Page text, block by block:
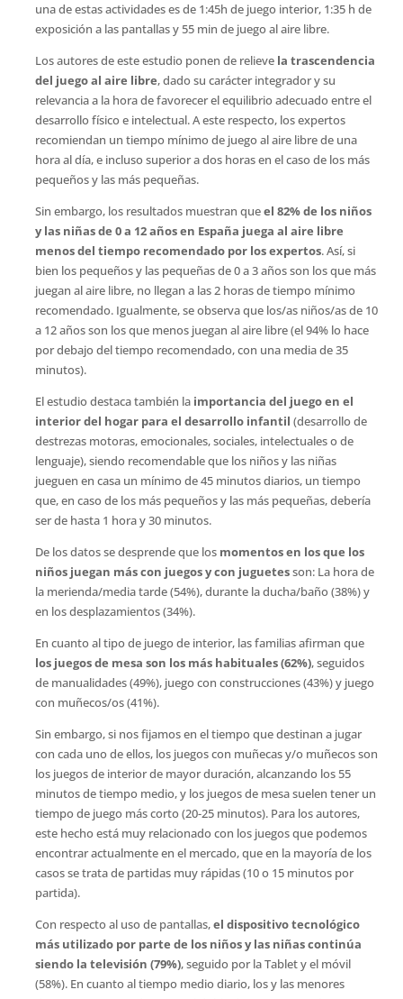
una de estas actividades es de 1:45h de juego interior, 1:35 h de
exposición a las pantallas y 55 min de juego al aire libre.
Los autores de este estudio ponen de relieve la trascendencia
del juego al aire libre, dado su carácter integrador y su
relevancia a la hora de favorecer el equilibrio adecuado entre el
desarrollo físico e intelectual. A este respecto, los expertos
recomiendan un tiempo mínimo de juego al aire libre de una
hora al día, e incluso superior a dos horas en el caso de los más
pequeños y las más pequeñas.
Sin embargo, los resultados muestran queel 82% de los niños
y las niñas de 0 a 12 años en España juega al aire libre
menos del tiempo recomendado por los expertos. Así, si
bien los pequeños y las pequeñas de 0 a 3 años son los que más
juegan al aire libre, no llegan a las 2 horas de tiempo mínimo
recomendado. Igualmente, se observa que los/as niños/as de 10
a 12 años son los que menos juegan al aire libre (el 94% lo hace
por debajo del tiempo recomendado, con una media de 35
minutos).
El estudio destaca también la importancia del juego en el
interior del hogar para el desarrollo infantil (desarrollo de
destrezas motoras, emocionales, sociales, intelectuales o de
lenguaje), siendo recomendable que los niños y las niñas
jueguen en casa un mínimo de 45 minutos diarios, un tiempo
que, en caso de los más pequeños y las más pequeñas, debería
ser de hasta 1 hora y 30 minutos.
De los datos se desprende que los momentos en los que los
niños juegan más con juegos y con juguetesson: La hora de
la merienda/media tarde (54%), durante la ducha/baño (38%) y
en los desplazamientos (34%).
En cuanto al tipo de juego de interior, las familias afirman que
los juegos de mesa son los más habituales (62%), seguidos
de manualidades (49%), juego con construcciones (43%) y juego
con muñecos/os (41%).
Sin embargo, si nos fijamos en el tiempo que destinan a jugar
con cada uno de ellos, los juegos con muñecas y/o muñecos son
los juegos de interior de mayor duración, alcanzando los 55
minutos de tiempo medio, y los juegos de mesa suelen tener un
tiempo de juego más corto (20-25 minutos). Para los autores,
este hecho está muy relacionado con los juegos que podemos
encontrar actualmente en el mercado, que en la mayoría de los
casos se trata de partidas muy rápidas (10 o 15 minutos por
partida).
Con respecto al uso de pantallas,el dispositivo tecnológico
más utilizado por parte de los niños y las niñas continúa
siendo la televisión (79%), seguido por la Tablet y el móvil
(58%). En cuanto al tiempo medio diario, los y las menores